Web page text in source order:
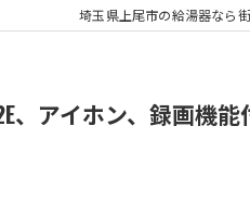
埼玉県上尾市の給湯器なら
、アイホン、録画機